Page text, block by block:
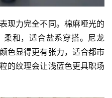
现力完全不同。棉麻哑光的
和，适合盐系穿搭。尼龙
色显得更有张力，适合都市
的纹理会让浅蓝色更具职场